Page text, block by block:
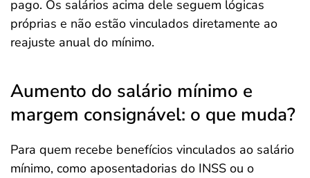
pago. Os salários acima dele seguem lógicas
próprias e não estão vinculados diretamente ao
reajuste anual do mínimo.
Aumento do salário mínimo e
margem consignável: o que muda?
Para quem recebe benefícios vinculados ao salário
mínimo, como aposentadorias do INSS ou o